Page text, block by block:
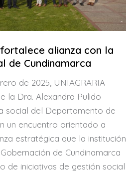
fortalece alianza con la
de Cundinamarca
de 2025, UNIAGRARIA
la Dra. Alexandra Pulido
social del Departamento de
un encuentro orientado a
estratégica que la institución
de Cundinamarca
de iniciativas de gestión social